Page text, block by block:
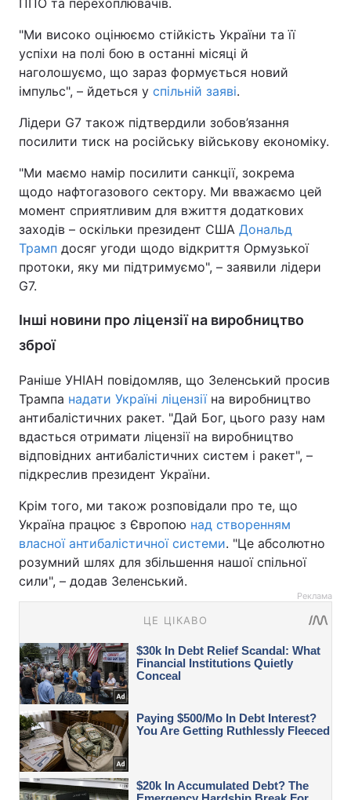
ППО та перехоплювачів.
"Ми високо оцінюємо стійкість України та її
успіхи на полі бою в останні місяці й
наголошуємо, що зараз формується новий
імпульс", – йдеться у спільній заяві.
Лідери G7 також підтвердили зобов’язання
посилити тиск на російську військову економіку.
"Ми маємо намір посилити санкції, зокрема
щодо нафтогазового сектору. Ми вважаємо цей
момент сприятливим для вжиття додаткових
заходів – оскільки президент США Дональд
Трамп досяг угоди щодо відкриття Ормузької
протоки, яку ми підтримуємо", – заявили лідери
G7.
Інші новини про ліцензії на виробництво
зброї
Раніше УНІАН повідомляв, що Зеленський просив
Трампа надати Україні ліцензіїна виробництво
антибалістичних ракет. "Дай Бог, цього разу нам
вдасться отримати ліцензії на виробництво
відповідних антибалістичних систем і ракет", –
підкреслив президент України.
Крім того, ми також розповідали про те, що
Україна працює з Європою над створенням
власної антибалістичної системи. "Це абсолютно
розумний шлях для збільшення нашої спільної
сили", – додав Зеленський.
Реклама